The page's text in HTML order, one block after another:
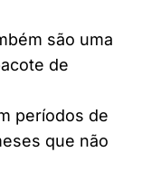
são uma
de
períodos de
que não